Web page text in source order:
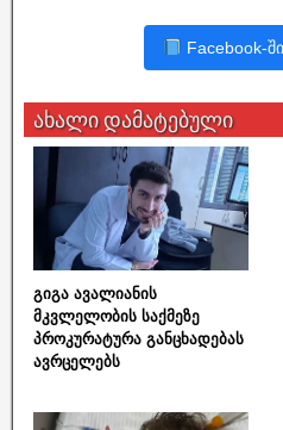
Facebook-
ახალი დამატებული
გიგა ავალიანის
მკვლელობის საქმეზე
პროკურატურა განცხადებას
ავრცელებს